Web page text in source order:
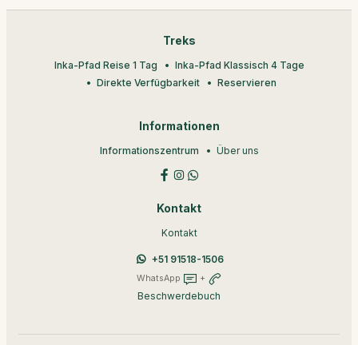
Treks
Inka-Pfad Reise 1 Tag
Inka-Pfad Klassisch 4 Tage
Direkte Verfügbarkeit
Reservieren
Informationen
Informationszentrum Über uns
Kontakt
Kontakt
+51 91518-1506
WhatsApp +
Beschwerdebuch